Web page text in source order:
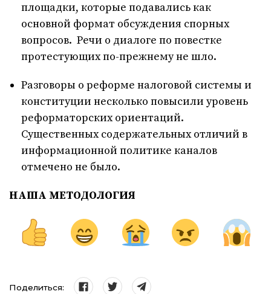
площадки, которые подавались как
основной формат обсуждения спорных
вопросов. Речи о диалоге по повестке
протестующих по-прежнему не шло.
Разговоры о реформе налоговой системы и
конституции несколько повысили уровень
реформаторских ориентаций.
Существенных содержательных отличий в
информационной политике каналов
отмечено не было.
НАША МЕТОДОЛОГИЯ
Поделиться: